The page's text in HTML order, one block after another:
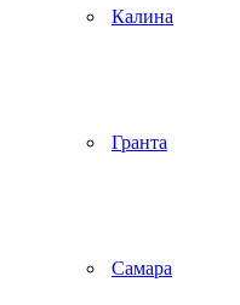
Калина
Гранта
Самара